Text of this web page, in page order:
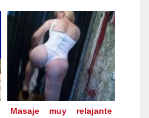
Masaje muy relajante